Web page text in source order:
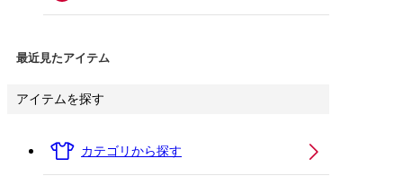
最近見たアイテム
アイテムを探す
カテゴリから探す